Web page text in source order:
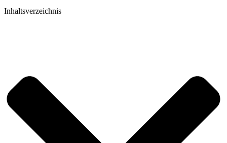
Inhaltsverzeichnis​